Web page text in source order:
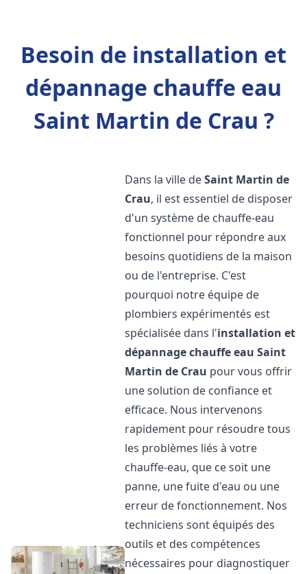
Besoin de installation et
dépannage chauffe eau
Saint Martin de Crau ?
Dans la ville deSaint Martin de
Crau, il est essentiel de disposer
d'un système de chauffe-eau
fonctionnel pour répondre aux
besoins quotidiens de la maison
ou de l'entreprise. C'est
pourquoi notre équipe de
plombiers expérimentés est
spécialisée dans l'installation et
dépannage chauffe eau Saint
Martin de Crau pour vous offrir
une solution de confiance et
efficace. Nous intervenons
rapidement pour résoudre tous
les problèmes liés à votre
chauffe-eau, que ce soit une
panne, une fuite d'eau ou une
erreur de fonctionnement. Nos
techniciens sont équipés des
outils et des compétences
nécessaires pour diagnostiquer